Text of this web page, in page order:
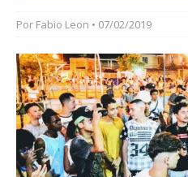
Por Fabio Leon • 07/02/2019